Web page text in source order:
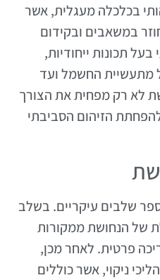
בכלכלה מעגלית, אשר
במשאבים ובקידום
תכונות ייחודיות,
החשמל ועד
לא רק מפחית את הצורך
הזיהום הסביבתי
שלבים עיקריים. בשלב
של הנחושת ממקורות
פרטית. לאחר מכן,
ניקוי, אשר כוללים